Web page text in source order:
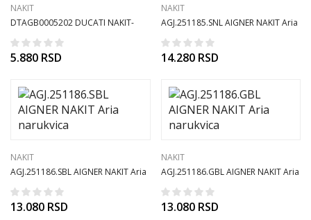
NAKIT
DTAGB0005202 DUCATI NAKIT-
narukvica
5.880 RSD
NAKIT
AGJ.251185.SNL AIGNER NAKIT Aria
ogrlica
14.280 RSD
NAKIT
AGJ.251186.SBL AIGNER NAKIT Aria
narukvica
13.080 RSD
NAKIT
AGJ.251186.GBL AIGNER NAKIT Aria
narukvica
13.080 RSD